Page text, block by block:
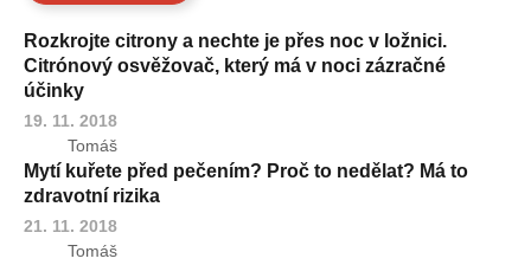
Rozkrojte citrony a nechte je přes noc v ložnici.
Citrónový osvěžovač, který má v noci zázračné
účinky
19. 11. 2018
Tomáš
Mytí kuřete před pečením? Proč to nedělat? Má to
zdravotní rizika
21. 11. 2018
Tomáš